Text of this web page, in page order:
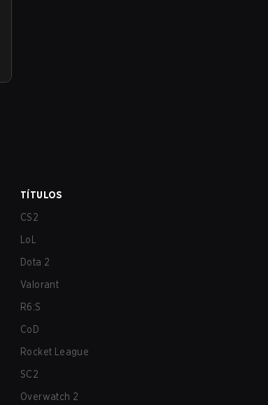
TÍTULOS
CS2
LoL
Dota 2
Valorant
R6:S
CoD
Rocket League
SC2
Overwatch 2